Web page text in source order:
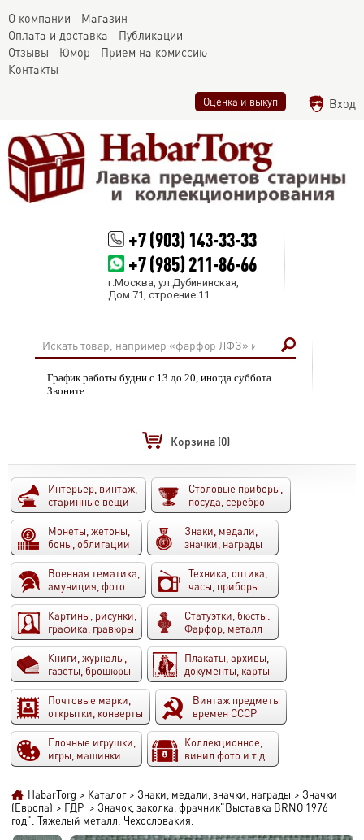
О компании
Магазин
Оплата и доставка
Публикации
Отзывы
Юмор
Прием на комиссию
Контакты
Оценка и выкуп Вход
+7 (903) 143-33-33
+7 (985) 211-86-66
г.Москва, ул.Дубининская,
Дом 71, строение 11
График работы будни с 13 до 20, иногда суббота.
Звоните
Корзина (0)
Интерьер, винтаж,
старинные вещи
Столовые приборы,
посуда, серебро
Монеты, жетоны,
боны, облигации
Знаки, медали,
значки, награды
Военная тематика,
амуниция, фото
Техника, оптика,
часы, приборы
Картины, рисунки,
графика, гравюры
Статуэтки, бюсты.
Фарфор, металл
Книги, журналы,
газеты, брошюры
Плакаты, архивы,
документы, карты
Почтовые марки,
открытки, конверты
Винтаж предметы
времен СССР
Елочные игрушки,
игры, машинки
Коллекционное,
винил фото и т.д.
HabarTorg > Каталог > Знаки, медали, значки, награды > Значки
(Европа) > ГДР > Значок, заколка, фрачник"Выставка BRNO 1976
год". Тяжелый металл. Чехословакия.